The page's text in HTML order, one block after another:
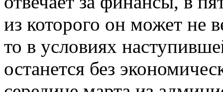
из которого он может не
то в условиях
останется без